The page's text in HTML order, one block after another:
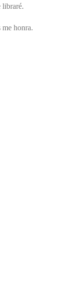
libraré.
honra.